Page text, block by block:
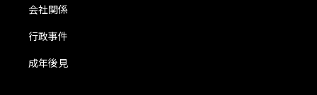
会社関係
行政事件
成年後見